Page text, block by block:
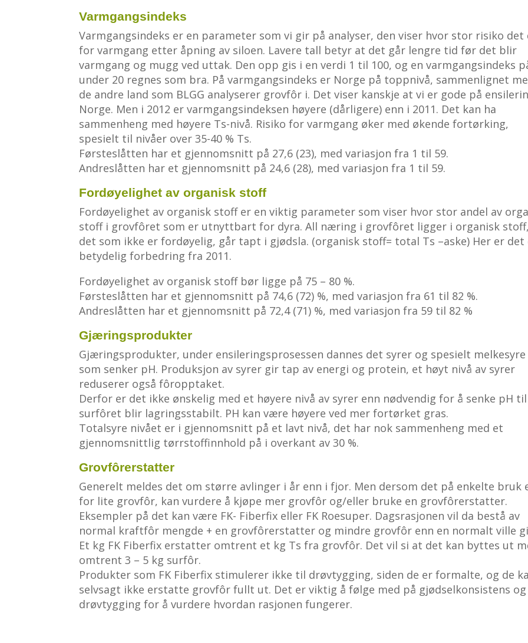
Varmgangsindeks
Varmgangsindeks er en parameter som vi gir på analyser, den viser hvor stor risiko det
for varmgang etter åpning av siloen. Lavere tall betyr at det går lengre tid før det blir
varmgang og mugg ved uttak. Den opp gis i en verdi 1 til 100, og en varmgangsindeks
under 20 regnes som bra. På varmgangsindeks er Norge på toppnivå, sammenlignet
de andre land som BLGG analyserer grovfôr i. Det viser kanskje at vi er gode på
Norge. Men i 2012 er varmgangsindeksen høyere (dårligere) enn i 2011. Det kan ha
sammenheng med høyere Ts-nivå. Risiko for varmgang øker med økende fortørking,
spesielt til nivåer over 35-40 % Ts.
Førsteslåtten har et gjennomsnitt på 27,6 (23), med variasjon fra 1 til 59.
Andreslåtten har et gjennomsnitt på 24,6 (28), med variasjon fra 1 til 59.
Fordøyelighet av organisk stoff
Fordøyelighet av organisk stoff er en viktig parameter som viser hvor stor andel av
stoff i grovfôret som er utnyttbart for dyra. All næring i grovfôret ligger i organisk
det som ikke er fordøyelig, går tapt i gjødsla. (organisk stoff= total Ts –aske) Her er det
betydelig forbedring fra 2011.
Fordøyelighet av organisk stoff bør ligge på 75 – 80 %.
Førsteslåtten har et gjennomsnitt på 74,6 (72) %, med variasjon fra 61 til 82 %.
Andreslåtten har et gjennomsnitt på 72,4 (71) %, med variasjon fra 59 til 82 %
Gjæringsprodukter
Gjæringsprodukter, under ensileringsprosessen dannes det syrer og spesielt melkesyre
som senker pH. Produksjon av syrer gir tap av energi og protein, et høyt nivå av syrer
reduserer også fôropptaket.
Derfor er det ikke ønskelig med et høyere nivå av syrer enn nødvendig for å senke pH til
surfôret blir lagringsstabilt. PH kan være høyere ved mer fortørket gras.
Totalsyre nivået er i gjennomsnitt på et lavt nivå, det har nok sammenheng med et
gjennomsnittlig tørrstoffinnhold på i overkant av 30 %.
Grovfôrerstatter
Generelt meldes det om større avlinger i år enn i fjor. Men dersom det på enkelte bruk
for lite grovfôr, kan vurdere å kjøpe mer grovfôr og/eller bruke en grovfôrerstatter.
Eksempler på det kan være FK- Fiberfix eller FK Roesuper. Dagsrasjonen vil da bestå av
normal kraftfôr mengde + en grovfôrerstatter og mindre grovfôr enn en normalt ville
Et kg FK Fiberfix erstatter omtrent et kg Ts fra grovfôr. Det vil si at det kan byttes ut
omtrent 3 – 5 kg surfôr.
Produkter som FK Fiberfix stimulerer ikke til drøvtygging, siden de er formalte, og de
selvsagt ikke erstatte grovfôr fullt ut. Det er viktig å følge med på gjødselkonsistens og
drøvtygging for å vurdere hvordan rasjonen fungerer.